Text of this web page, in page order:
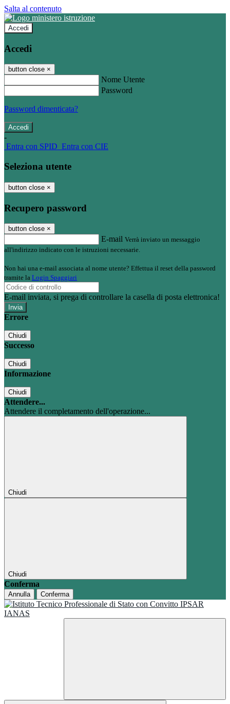
Salta al contenuto
Accedi
Accedi
button close ×
Nome Utente
Password
Password dimenticata?
-
Entra con SPID Entra con CIE
Seleziona utente
button close ×
Recupero password
button close ×
E-mail Verrà inviato un messaggio
all'indirizzo indicato con le istruzioni necessarie.
Non hai una e-mail associata al nome utente? Effettua il reset della password
tramite la Login Spaggiari
E-mail inviata, si prega di controllare la casella di posta elettronica!
Errore
Chiudi
Successo
Chiudi
Informazione
Chiudi
Attendere...
Attendere il completamento dell'operazione...
Chiudi
Chiudi
Conferma
Annulla Conferma